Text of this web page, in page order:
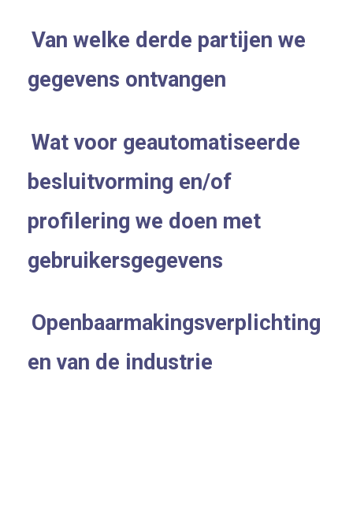
Van welke derde partijen we
gegevens ontvangen
Wat voor geautomatiseerde
besluitvorming en/of
profilering we doen met
gebruikersgegevens
Openbaarmakingsverplichting
en van de industrie